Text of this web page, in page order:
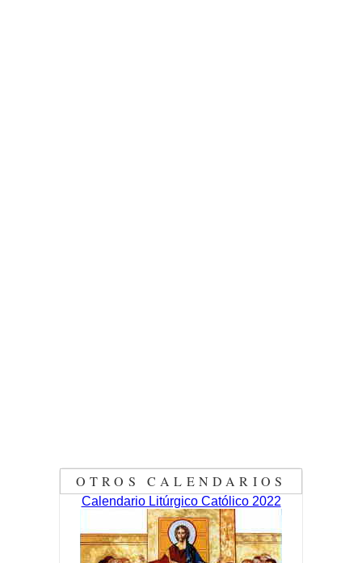
OTROS CALENDARIOS
Calendario Litúrgico Católico 2022